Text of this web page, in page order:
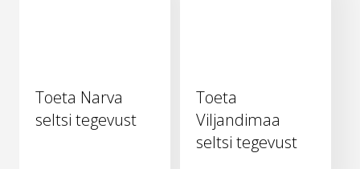
Toeta Narva
seltsi tegevust
Toeta
Viljandimaa
seltsi tegevust